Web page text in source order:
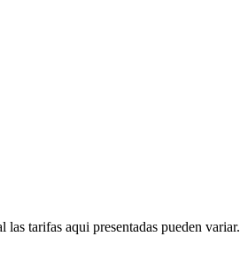
tarifas aqui presentadas pueden variar.